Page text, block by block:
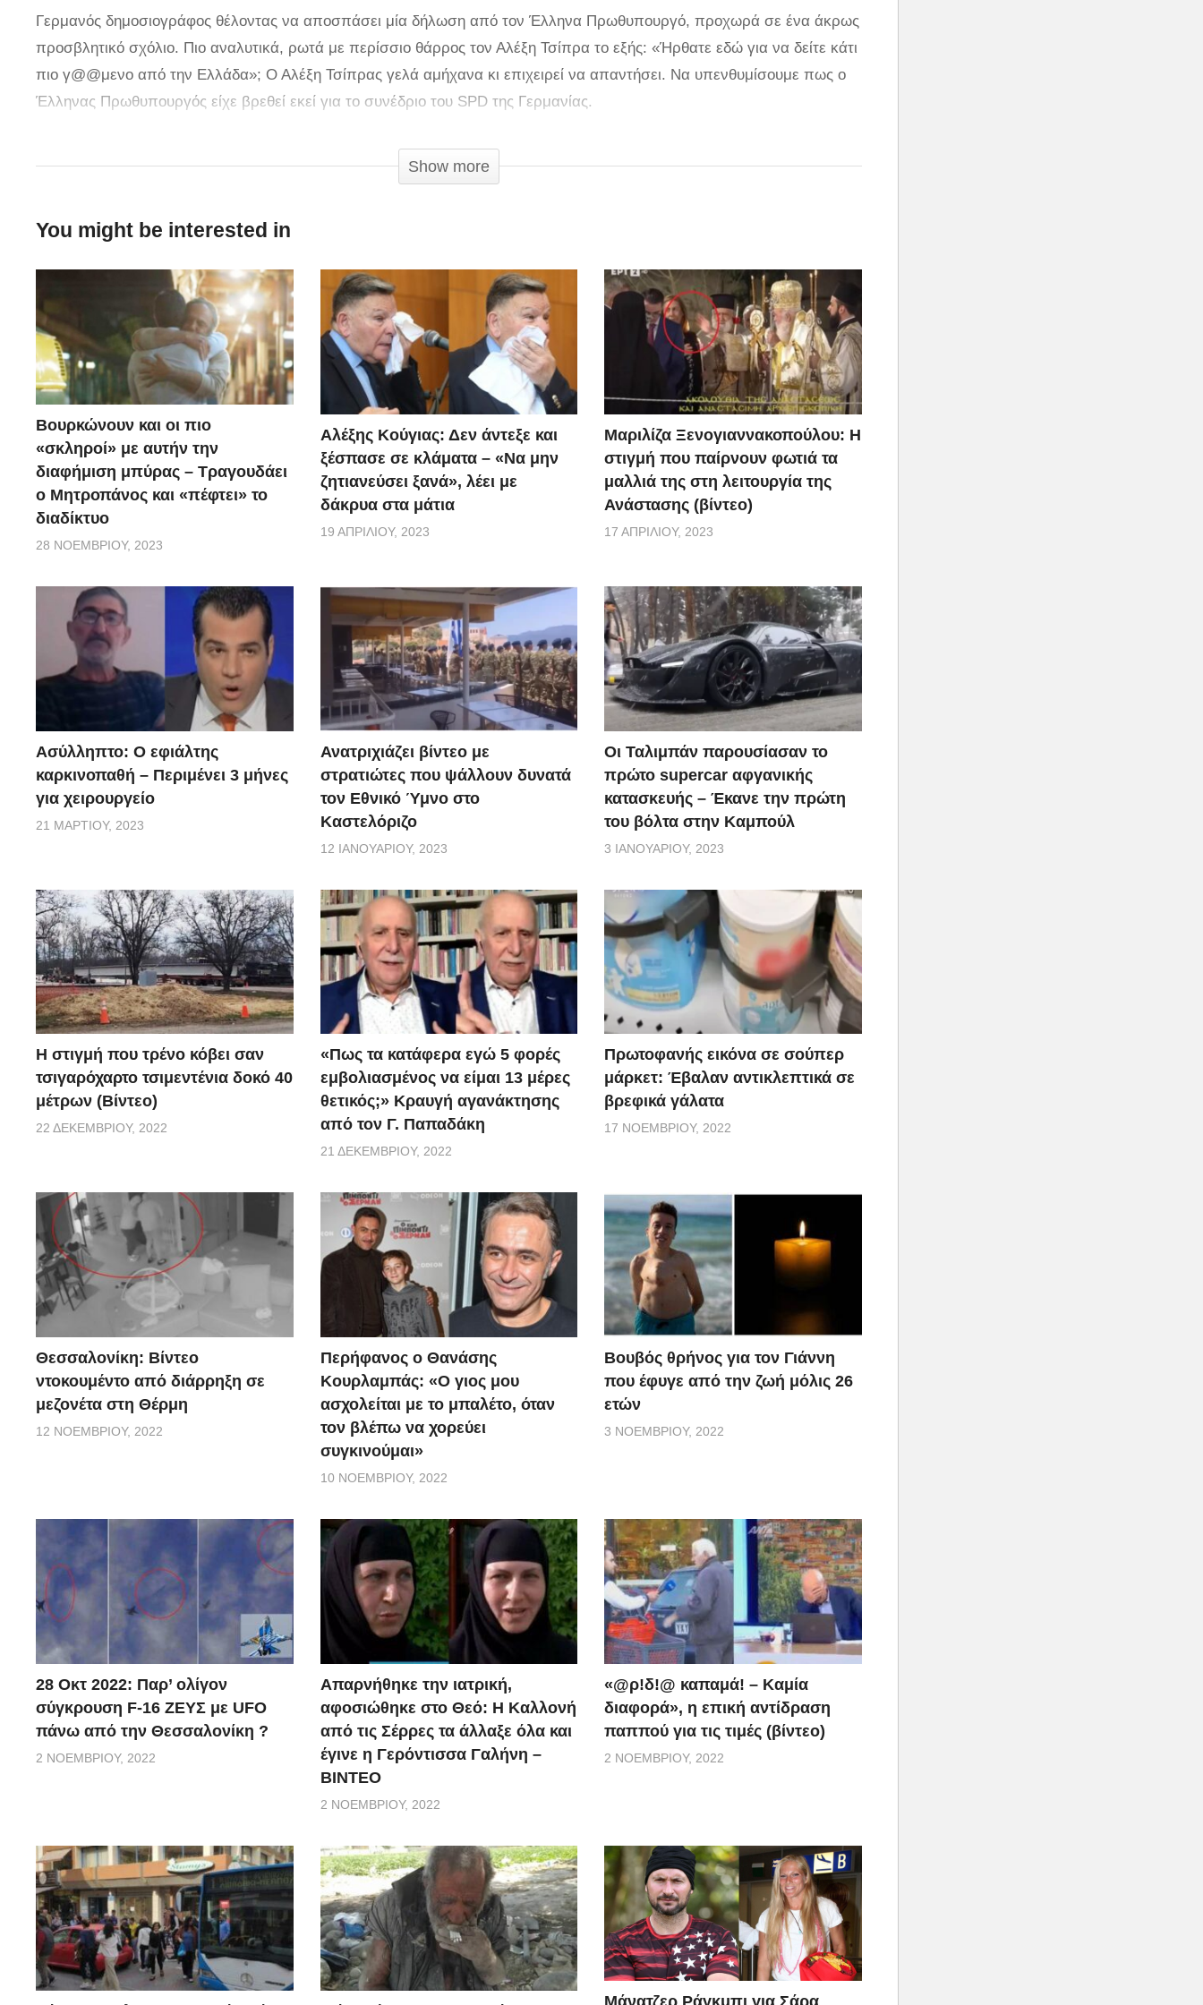
Γερμανός δημοσιογράφος θέλοντας να αποσπάσει μία δήλωση από τον Έλληνα Πρωθυπουργό, προχωρά σε ένα άκρως
προσβλητικό σχόλιο. Πιο αναλυτικά, ρωτά με περίσσιο θάρρος τον Αλέξη Τσίπρα το εξής: «Ήρθατε εδώ για να δείτε κάτι
πιο γ@@μενο από την Ελλάδα»; Ο Αλέξη Τσίπρας γελά αμήχανα κι επιχειρεί να απαντήσει. Να υπενθυμίσουμε πως ο
Έλληνας Πρωθυπουργός είχε βρεθεί εκεί για το συνέδριο του SPD της Γερμανίας.
Show more
You might be interested in
Βουρκώνουν και οι πιο
«σκληροί» με αυτήν την
διαφήμιση μπύρας – Τραγουδάει
ο Μητροπάνος και «πέφτει» το
διαδίκτυο
28 ΝΟΕΜΒΡΊΟΥ, 2023
Αλέξης Κούγιας: Δεν άντεξε και
ξέσπασε σε κλάματα – «Να μην
ζητιανεύσει ξανά», λέει με
δάκρυα στα μάτια
19 ΑΠΡΙΛΊΟΥ, 2023
Μαριλίζα Ξενογιαννακοπούλου: Η
στιγμή που παίρνουν φωτιά τα
μαλλιά της στη λειτουργία της
Ανάστασης (βίντεο)
17 ΑΠΡΙΛΊΟΥ, 2023
Ασύλληπτο: Ο εφιάλτης
καρκινοπαθή – Περιμένει 3 μήνες
για χειρουργείο
21 ΜΑΡΤΊΟΥ, 2023
Ανατριχιάζει βίντεο με
στρατιώτες που ψάλλουν δυνατά
τον Εθνικό Ύμνο στο
Καστελόριζο
12 ΙΑΝΟΥΑΡΊΟΥ, 2023
Οι Ταλιμπάν παρουσίασαν το
πρώτο supercar αφγανικής
κατασκευής – Έκανε την πρώτη
του βόλτα στην Καμπούλ
3 ΙΑΝΟΥΑΡΊΟΥ, 2023
H στιγμή που τρένο κόβει σαν
τσιγαρόχαρτο τσιμεντένια δοκό 40
μέτρων (Βίντεο)
22 ΔΕΚΕΜΒΡΊΟΥ, 2022
«Πως τα κατάφερα εγώ 5 φορές
εμβoλιασμένος να είμαι 13 μέρες
θετικός;» Κραυγή αγανάκτησης
από τον Γ. Παπαδάκη
21 ΔΕΚΕΜΒΡΊΟΥ, 2022
Πρωτοφανής εικόνα σε σούπερ
μάρκετ: Έβαλαν αντικλεπτικά σε
βρεφικά γάλατα
17 ΝΟΕΜΒΡΊΟΥ, 2022
Θεσσαλονίκη: Βίντεο
ντοκουμέντο από διάρρηξη σε
μεζονέτα στη Θέρμη
12 ΝΟΕΜΒΡΊΟΥ, 2022
Περήφανος ο Θανάσης
Κουρλαμπάς: «Ο γιος μου
ασχολείται με το μπαλέτο, όταν
τον βλέπω να χορεύει
συγκινούμαι»
10 ΝΟΕΜΒΡΊΟΥ, 2022
Βουβός θρήνος για τον Γιάννη
που έφυγε από την ζωή μόλις 26
ετών
3 ΝΟΕΜΒΡΊΟΥ, 2022
28 Οκτ 2022: Παρ’ ολίγον
σύγκρουση F-16 ΖΕΥΣ με UFO
πάνω από την Θεσσαλονίκη ?
2 ΝΟΕΜΒΡΊΟΥ, 2022
Απαρνήθηκε την ιατρική,
αφοσιώθηκε στο Θεό: Η Καλλονή
από τις Σέρρες τα άλλαξε όλα και
έγινε η Γερόντισσα Γαλήνη –
ΒΙΝΤΕΟ
2 ΝΟΕΜΒΡΊΟΥ, 2022
«@ρ!δ!@ καπαμά! – Καμία
διαφορά», η επική αντίδραση
παππού για τις τιμές (βίντεο)
2 ΝΟΕΜΒΡΊΟΥ, 2022